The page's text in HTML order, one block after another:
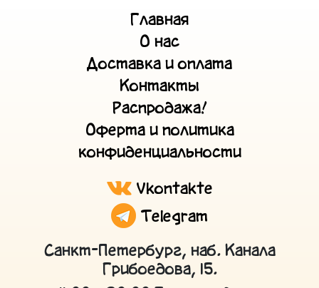
Главная
О нас
Доставка и оплата
Контакты
Распродажа!
Оферта и политика
конфиденциальности
Vkontakte
Telegram
Санкт-Петербург, наб. Канала
Грибоедова, 15.